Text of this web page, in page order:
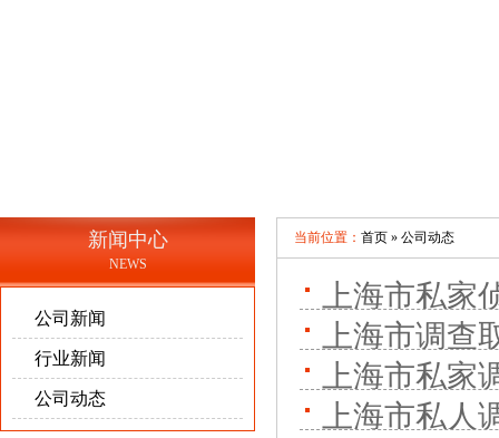
新闻中心
NEWS
公司新闻
行业新闻
公司动态
当前位置： 首页 » 公司动态
上海市私
上海市调
上海市私
上海市私